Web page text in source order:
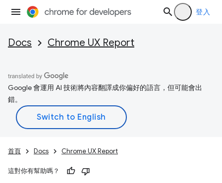
登入
Docs Chrome UX Report
Google 會運用 AI 技術將內容翻譯成你偏好的語言，但可能會出
錯。
首頁 Docs Chrome UX Report
這對你有幫助嗎？